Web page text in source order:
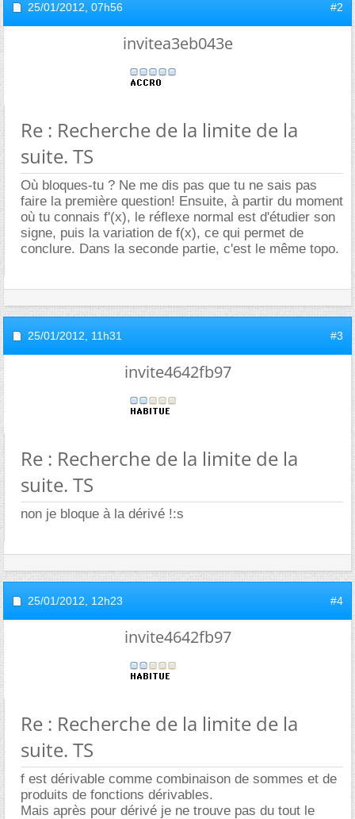
25/01/2012, 07h56 #2
invitea3eb043e
Re : Recherche de la limite de la
suite. TS
Où bloques-tu ? Ne me dis pas que tu ne sais pas
faire la première question! Ensuite, à partir du moment
où tu connais f'(x), le réflexe normal est d'étudier son
signe, puis la variation de f(x), ce qui permet de
conclure. Dans la seconde partie, c'est le même topo.
25/01/2012, 11h31 #3
invite4642fb97
Re : Recherche de la limite de la
suite. TS
non je bloque à la dérivé !:s
25/01/2012, 12h23 #4
invite4642fb97
Re : Recherche de la limite de la
suite. TS
f est dérivable comme combinaison de sommes et de
produits de fonctions dérivables.
Mais après pour dérivé je ne trouve pas du tout le